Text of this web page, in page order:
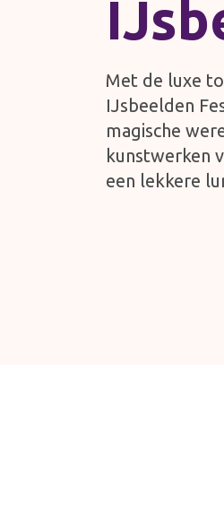
Met de luxe
IJsbeelden
magische
kunstwerken
een lekkere